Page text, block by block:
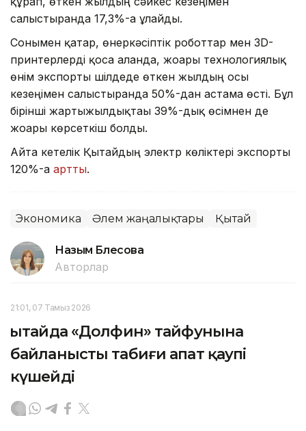
салыстырғанда 17,3%-ға ұлғайды.
Сонымен қатар, өнеркәсіптік роботтар мен 3D-
принтерлерді қоса алғанда, жоғары технологиялық
өнім экспорты шілдеде өткен жылдың осы
кезеңімен салыстырғанда 50%-дан астамға өсті. Бұл
бірінші жартыжылдықтағы 39%-дық өсімнен де
жоғары көрсеткіш болды.
Айта кетелік Қытайдың электр көліктері экспорты
120%-ға артты.
Экономика Әлем жаңалықтары Қытай
Назым Бөлесова
Авторлар
21:01, 07 Тамыз 2026
Қытайда «Долфин» тайфунына
байланысты табиғи апат қаупі
күшейді